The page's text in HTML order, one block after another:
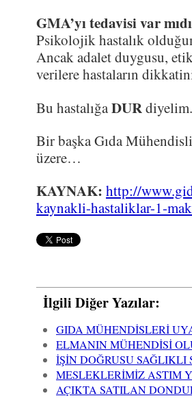
GMA’yı tedavisi var
Psikolojik hastalık
Ancak adalet duygusu,
verilere hastaların
Bu hastalığaDURdiyelim.
Bir başka Gıda
üzere…
KAYNAK: http://
kaynakli-hastaliklar-1-
İlgili Diğer Yazılar:
GIDA MÜHENDİSLERİ
ELMANIN MÜHENDİSİ
İŞİN DOĞRUSU
MESLEKLERİMİZ ASTIM
AÇIKTA SATILAN